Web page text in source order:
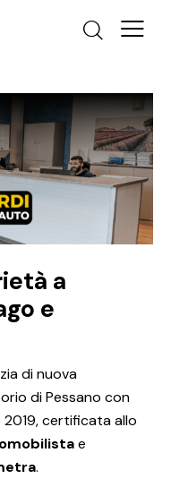
a
e
di nuova
di Pessano con
certificata allo
e
.